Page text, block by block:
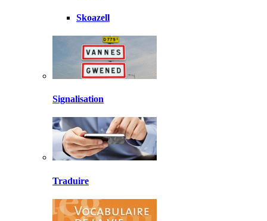
Skoazell
Signalisation
Traduire